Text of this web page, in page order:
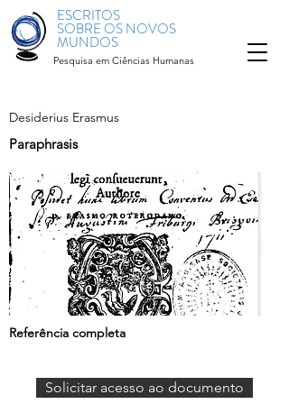
ESCRITOS
SOBRE OS NOVOS
MUNDOS
Pesquisa em Ciências Humanas
Desiderius Erasmus
Paraphrasis
Referência completa
Solicitar acesso ao documento